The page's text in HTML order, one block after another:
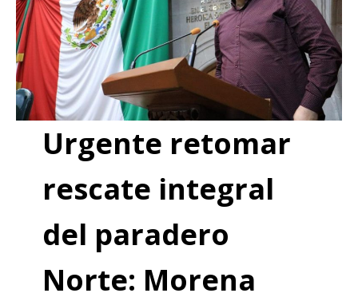
Urgente retomar
rescate integral
del paradero
Norte: Morena